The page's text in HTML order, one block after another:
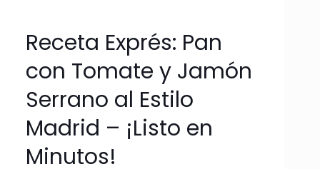
Receta Exprés: Pan
con Tomate y Jamón
Serrano al Estilo
Madrid – ¡Listo en
Minutos!